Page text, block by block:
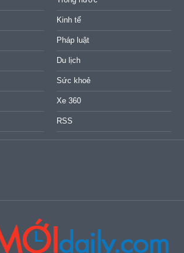
Kinh tế
Pháp luật
Du lịch
Sức khoẻ
Xe 360
RSS